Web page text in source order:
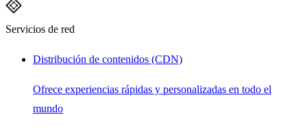
Servicios de red
Distribución de contenidos (CDN)
Ofrece experiencias rápidas y personalizadas en todo el
mundo